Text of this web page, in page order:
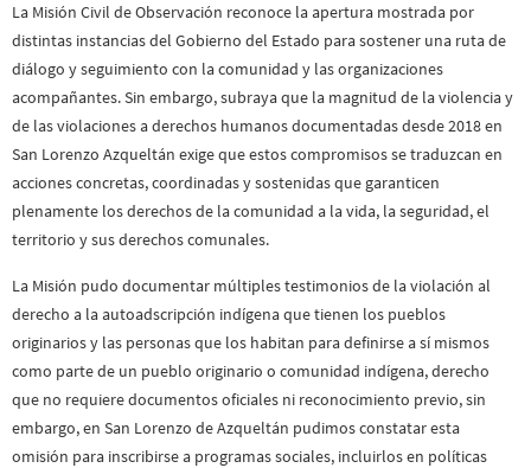
La Misión Civil de Observación reconoce la apertura mostrada por
distintas instancias del Gobierno del Estado para sostener una ruta de
diálogo y seguimiento con la comunidad y las organizaciones
acompañantes. Sin embargo, subraya que la magnitud de la violencia y
de las violaciones a derechos humanos documentadas desde 2018 en
San Lorenzo Azqueltán exige que estos compromisos se traduzcan en
acciones concretas, coordinadas y sostenidas que garanticen
plenamente los derechos de la comunidad a la vida, la seguridad, el
territorio y sus derechos comunales.
La Misión pudo documentar múltiples testimonios de la violación al
derecho a la autoadscripción indígena que tienen los pueblos
originarios y las personas que los habitan para definirse a sí mismos
como parte de un pueblo originario o comunidad indígena, derecho
que no requiere documentos oficiales ni reconocimiento previo, sin
embargo, en San Lorenzo de Azqueltán pudimos constatar esta
omisión para inscribirse a programas sociales, incluirlos en políticas